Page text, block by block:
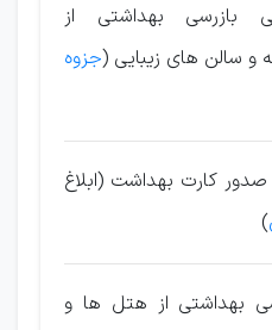
بازرسی بهداشتی از
و سالن های زیبایی (جزوه
صدور كارت بهداشت (ابلاغ
)
ی بهداشتی از هتل ها و